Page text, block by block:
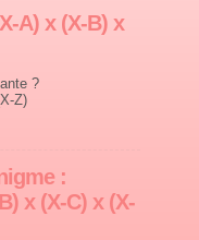
A) x (X-B) x
?
Z)
:
x (X-C) x (X-